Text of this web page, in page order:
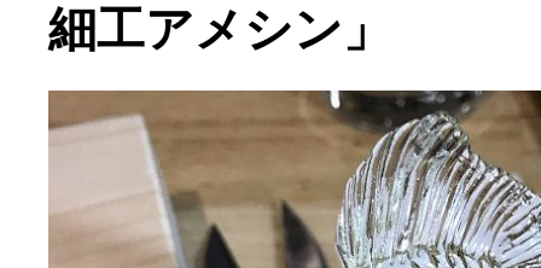
細工アメシン」